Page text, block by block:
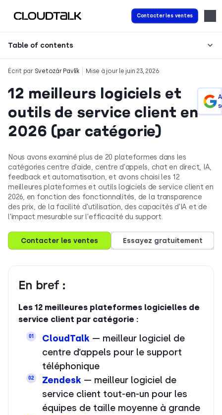
Contacter les ventes
Table of contents
Écrit par Svetozár Pavlík Mise à jour le juin 23, 2026
12 meilleurs logiciels et
outils de service client en
2026 (par catégorie)
Nous avons examiné plus de 20 plateformes dans les
catégories centre d'aide, centre d'appels, chat en direct, IA,
feedback et automatisation, et avons choisi les 12
meilleures plateformes et outils logiciels de service client en
2026, en fonction des fonctionnalités, de la transparence
des prix, de la facilité d'utilisation, des capacités d'IA et de
l'impact mesurable sur l'efficacité du support.
Contacter les ventes Essayez gratuitement
En bref :
Les 12 meilleures plateformes logicielles de
service client par catégorie :
01 CloudTalk — meilleur logiciel de
centre d’appels pour le support
téléphonique
02 Zendesk — meilleur logiciel de
service client tout-en-un pour les
équipes de taille moyenne à grande